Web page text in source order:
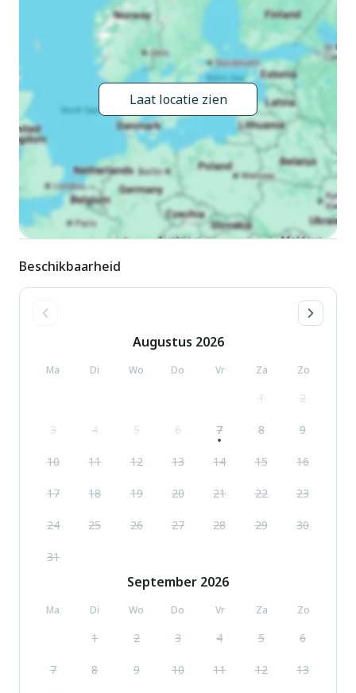
van het centrum van Lignano-Sabbiadoro, 13 km van het
centrum van Bibione, 95 km van het centrum van Trieste,
200 m van zee, direct aan het strand. In het huis: lift.
Supermarkt 300 m, restaurant 250 m, bar 30 m, bakkerij 200
m, voetgangersgebied 30 m, bushalte 600 m, treinstation
"Latisana" 20 km, zandstrand 200 m. Jachthaven 900 m,
golfterrein (18 holes) 7 km. Geen parkeerplaats voor minibus.
Laat locatie zien
Beschikbaarheid
Augustus 2026
Ma Di Wo Do Vr Za Zo
1 2
3 4 5 6 7 8 9
10 11 12 13 14 15 16
17 18 19 20 21 22 23
24 25 26 27 28 29 30
31
September 2026
Ma Di Wo Do Vr Za Zo
1 2 3 4 5 6
7 8 9 10 11 12 13